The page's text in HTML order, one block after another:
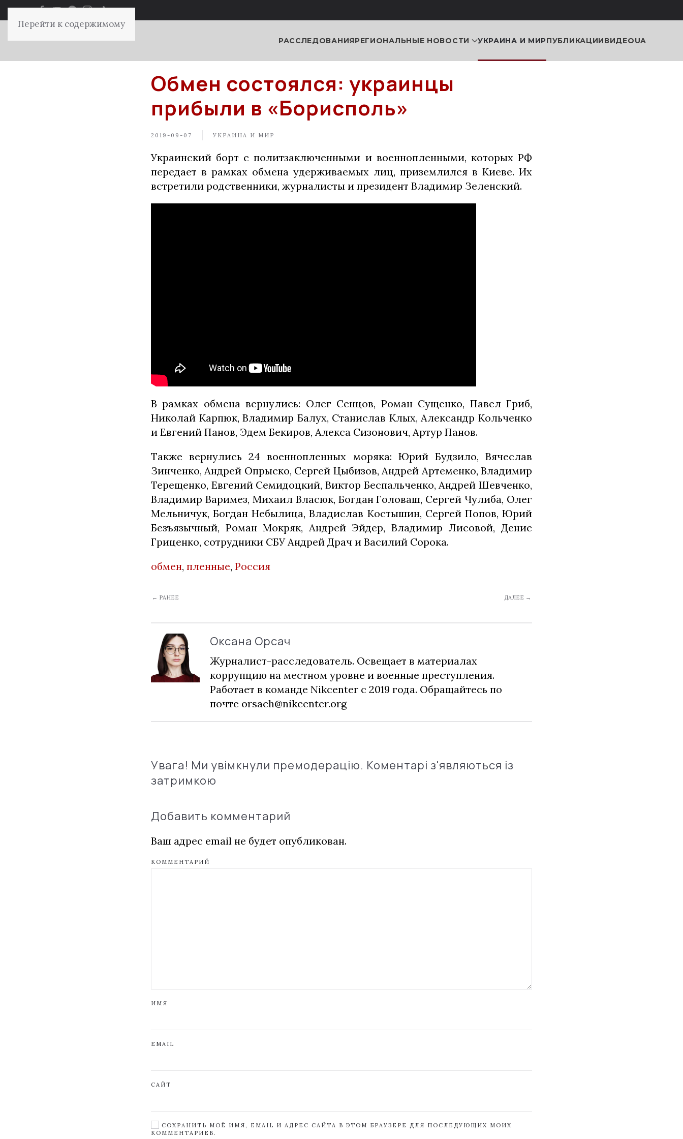
Перейти к содержимому
РАССЛЕДОВАНИЯРЕГИОНАЛЬНЫЕ НОВОСТИ УКРАИНА И МИРПУБЛИКАЦИИВИДЕОUA
Обмен состоялся: украинцы
прибыли в «Борисполь»
2019-09-07 УКРАИНА И МИР
Украинский борт с политзаключенными и военнопленными, которых РФ
передает в рамках обмена удерживаемых лиц, приземлился в Киеве. Их
встретили родственники, журналисты и президент Владимир Зеленский.
В рамках обмена вернулись: Олег Сенцов, Роман Сущенко, Павел Гриб,
Николай Карпюк, Владимир Балух, Станислав Клых, Александр Кольченко
и Евгений Панов, Эдем Бекиров, Алекса Сизонович, Артур Панов.
Также вернулись 24 военнопленных моряка: Юрий Будзило, Вячеслав
Зинченко, Андрей Опрыско, Сергей Цыбизов, Андрей Артеменко, Владимир
Терещенко, Евгений Семидоцкий, Виктор Беспальченко, Андрей Шевченко,
Владимир Варимез, Михаил Власюк, Богдан Головаш, Сергей Чулиба, Олег
Мельничук, Богдан Небылица, Владислав Костышин, Сергей Попов, Юрий
Безъязычный, Роман Мокряк, Андрей Эйдер, Владимир Лисовой, Денис
Гриценко, сотрудники СБУ Андрей Драч и Василий Сорока.
обмен, пленные, Россия
← РАНЕЕ ДАЛЕЕ →
Оксана Орсач
Журналист-расследователь. Освещает в материалах
коррупцию на местном уровне и военные преступления.
Работает в команде Nikcenter с 2019 года. Обращайтесь по
почте orsach@nikcenter.org
Увага! Ми увімкнули премодерацію. Коментарі з'являються із
затримкою
Добавить комментарий
Ваш адрес email не будет опубликован.
КОММЕНТАРИЙ
ИМЯ
EMAIL
САЙТ
СОХРАНИТЬ МОЁ ИМЯ, EMAIL И АДРЕС САЙТА В ЭТОМ БРАУЗЕРЕ ДЛЯ ПОСЛЕДУЮЩИХ МОИХ
КОММЕНТАРИЕВ.